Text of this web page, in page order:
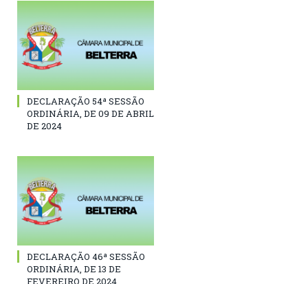
DECLARAÇÃO 54ª SESSÃO
ORDINÁRIA, DE 09 DE ABRIL
DE 2024
DECLARAÇÃO 46ª SESSÃO
ORDINÁRIA, DE 13 DE